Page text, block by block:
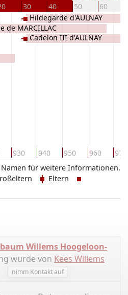
30 40 50 60
930 940 950 960 970
de MARCILLAC
Hildegarde d'AULNAY
Cadelon III d'AULNAY
Namen für weitere Informationen.
Eltern
Willems Hoogeloon-
wurde von Kees Willems
nimm Kontakt auf